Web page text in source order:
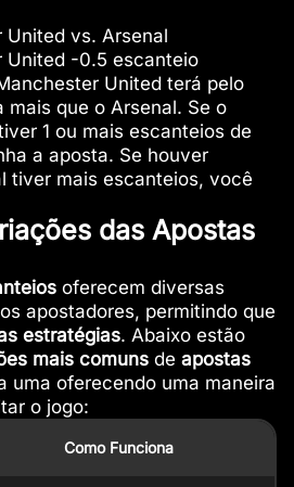
vs. Arsenal
-0.5 escanteio
United terá pelo
mais que o Arsenal. Se o
1 ou mais escanteios de
a aposta. Se houver
tiver mais escanteios, você
das Apostas
oferecem diversas
apostadores, permitindo que
estratégias. Abaixo estão
mais comunsde apostas
uma oferecendo uma maneira
o jogo:
Como Funciona